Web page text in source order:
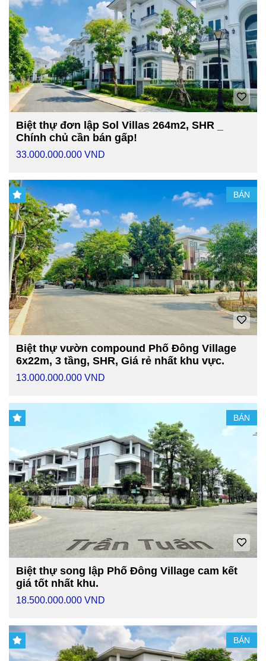
Biệt thự đơn lập Sol Villas 264m2, SHR _
Chính chủ cần bán gấp!
33.000.000.000 VND
BÁN
Biệt thự vườn compound Phố Đông Village
6x22m, 3 tầng, SHR, Giá rẻ nhất khu vực.
13.000.000.000 VND
BÁN
Biệt thự song lập Phố Đông Village cam kết
giá tốt nhất khu.
18.500.000.000 VND
BÁN